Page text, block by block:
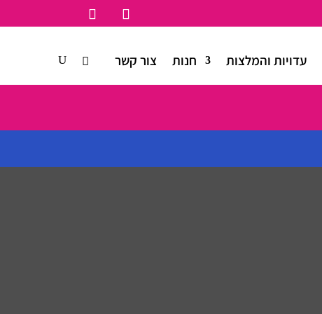
עדויות והמלצות חנות צור קשר